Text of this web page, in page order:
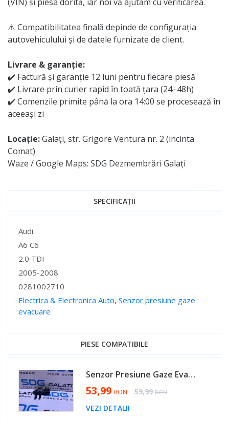
⚠️ Compatibilitatea finală depinde de configurația
autovehiculului și de datele furnizate de client.
Livrare & garanție:
✔️ Factură și garanție 12 luni pentru fiecare piesă
✔️ Livrare prin curier rapid în toată țara (24–48h)
✔️ Comenzile primite până la ora 14:00 se procesează în
aceeași zi
Locație:Galați, str. Grigore Ventura nr. 2 (incinta
Comat)
Waze / Google Maps: SDG Dezmembrări Galați
SPECIFICAȚII
Specificații
Audi
A6 C6
2.0 TDI
2005-2008
0281002710
Electrica & Electronica Auto, Senzor presiune gaze
evacuare
PIESE COMPATIBILE
Senzor Presiune Gaze Evacuare Skoda Octavia 2 1.9 TDI 2004 - 2013 Cod 0281002710 [D0694]
Special Price
53,99 RON Regular Price
59,99 RON
VEZI DETALII